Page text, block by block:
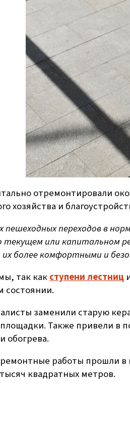
отремонтировали
хозяйства и
переходов в
или капитальном
более комфортными и
так какступени лестниц
состоянии.
заменили старую
Также привели в
обогрева.
работы прошли в
квадратных метров.